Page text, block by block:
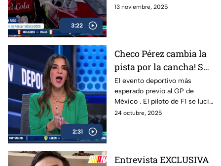
3:22
Deportes estuvo presente en
automovilismo nacional.
13 noviembre, 2025
2:31
Checo Pérez cambia la
pista por la cancha! Se
celebró la 10ª edición
de “De la Pista a la
Cancha”
El evento deportivo más
esperado previo al GP de
México . El piloto de F1 se lució
con Hack trick.
24 octubre, 2025
Entrevista EXCLUSIVA